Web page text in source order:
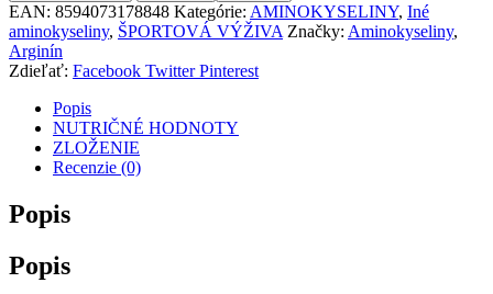
EAN: 8594073178848 Kategórie: AMINOKYSELINY, Iné
aminokyseliny, ŠPORTOVÁ VÝŽIVA Značky: Aminokyseliny,
Arginín
Zdieľať: Facebook Twitter Pinterest
Popis
NUTRIČNÉ HODNOTY
ZLOŽENIE
Recenzie (0)
Popis
Popis